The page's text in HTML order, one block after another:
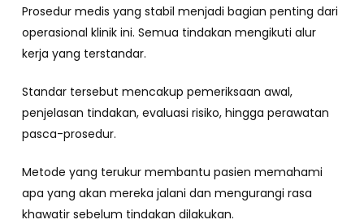
Prosedur medis yang stabil menjadi bagian penting dari
operasional klinik ini. Semua tindakan mengikuti alur
kerja yang terstandar.
Standar tersebut mencakup pemeriksaan awal,
penjelasan tindakan, evaluasi risiko, hingga perawatan
pasca-prosedur.
Metode yang terukur membantu pasien memahami
apa yang akan mereka jalani dan mengurangi rasa
khawatir sebelum tindakan dilakukan.